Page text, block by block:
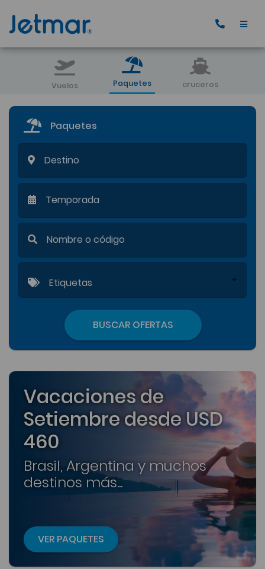
Vuelos Paquetes cruceros
Paquetes
Etiquetas
BUSCAR OFERTAS
Vacaciones de
Setiembre desde USD
460
Brasil, Argentina y muchos
destinos más...
VER PAQUETES